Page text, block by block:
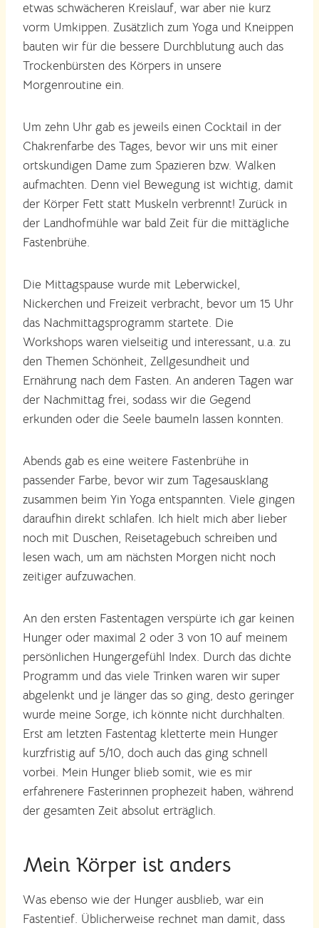
etwas schwächeren Kreislauf, war aber nie kurz
vorm Umkippen. Zusätzlich zum Yoga und Kneippen
bauten wir für die bessere Durchblutung auch das
Trockenbürsten des Körpers in unsere
Morgenroutine ein.
Um zehn Uhr gab es jeweils einen Cocktail in der
Chakrenfarbe des Tages, bevor wir uns mit einer
ortskundigen Dame zum Spazieren bzw. Walken
aufmachten. Denn viel Bewegung ist wichtig, damit
der Körper Fett statt Muskeln verbrennt! Zurück in
der Landhofmühle war bald Zeit für die mittägliche
Fastenbrühe.
Die Mittagspause wurde mit Leberwickel,
Nickerchen und Freizeit verbracht, bevor um 15 Uhr
das Nachmittagsprogramm startete. Die
Workshops waren vielseitig und interessant, u.a. zu
den Themen Schönheit, Zellgesundheit und
Ernährung nach dem Fasten. An anderen Tagen war
der Nachmittag frei, sodass wir die Gegend
erkunden oder die Seele baumeln lassen konnten.
Abends gab es eine weitere Fastenbrühe in
passender Farbe, bevor wir zum Tagesausklang
zusammen beim Yin Yoga entspannten. Viele gingen
daraufhin direkt schlafen. Ich hielt mich aber lieber
noch mit Duschen, Reisetagebuch schreiben und
lesen wach, um am nächsten Morgen nicht noch
zeitiger aufzuwachen.
An den ersten Fastentagen verspürte ich gar keinen
Hunger oder maximal 2 oder 3 von 10 auf meinem
persönlichen Hungergefühl Index. Durch das dichte
Programm und das viele Trinken waren wir super
abgelenkt und je länger das so ging, desto geringer
wurde meine Sorge, ich könnte nicht durchhalten.
Erst am letzten Fastentag kletterte mein Hunger
kurzfristig auf 5/10, doch auch das ging schnell
vorbei. Mein Hunger blieb somit, wie es mir
erfahrenere Fasterinnen prophezeit haben, während
der gesamten Zeit absolut erträglich.
Mein Körper ist anders
Was ebenso wie der Hunger ausblieb, war ein
Fastentief. Üblicherweise rechnet man damit, dass